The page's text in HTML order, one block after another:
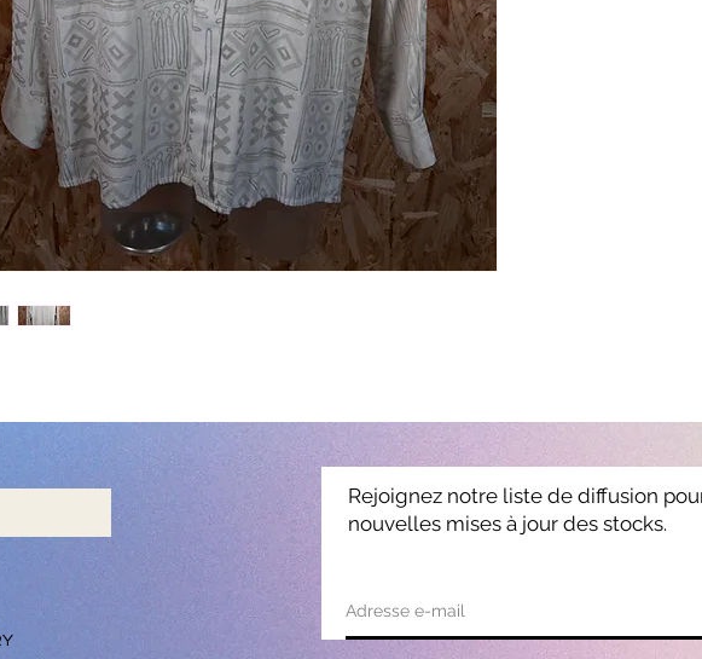
Rejoignez notre liste de diffusion
nouvelles mises à jour des stocks.